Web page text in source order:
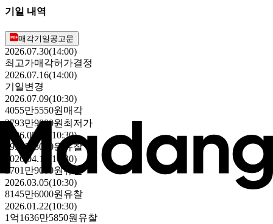
기일 내역
매각기일공고문
2026.07.30(14:00)
최고가매각허가결정
2026.07.16(14:00)
기일변경
2026.07.09(10:30)
4055만5550원 매각
2793만9000원 최저가
2026.05.28(10:30)
3991만3000원
유찰
2026.04.16(10:30)
5701만9000원유찰
2026.03.05(10:30)
8145만6000원 유찰
2026.01.22(10:30)
1억1636만5850원 유찰